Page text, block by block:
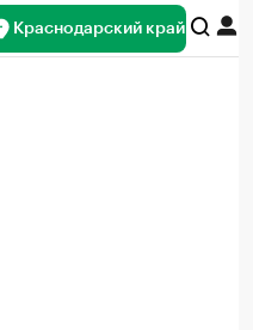
Краснодарский край